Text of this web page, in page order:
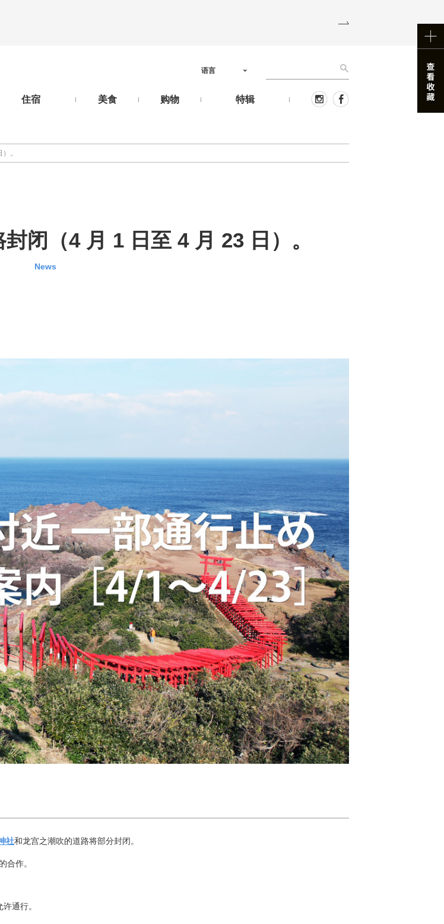
住宿 美食 购物 特辑
语言
。
闭（4 月 1 日至 4 月 23 日）。
News
社和龙宫之潮吹的道路将部分封闭。
合作。
通行。